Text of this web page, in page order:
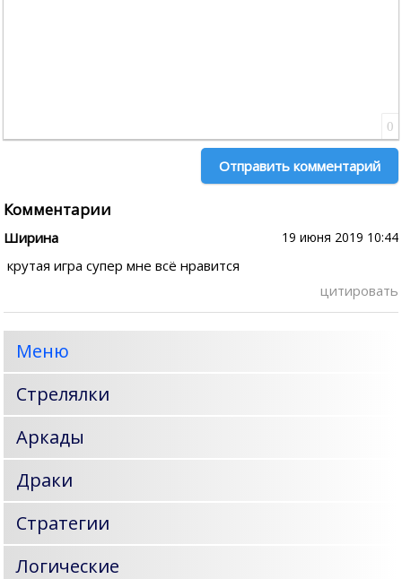
0
Отправить комментарий
Комментарии
Ширина 19 июня 2019 10:44
крутая игра супер мне всё нравится
цитировать
Меню
Стрелялки
Аркады
Драки
Стратегии
Логические